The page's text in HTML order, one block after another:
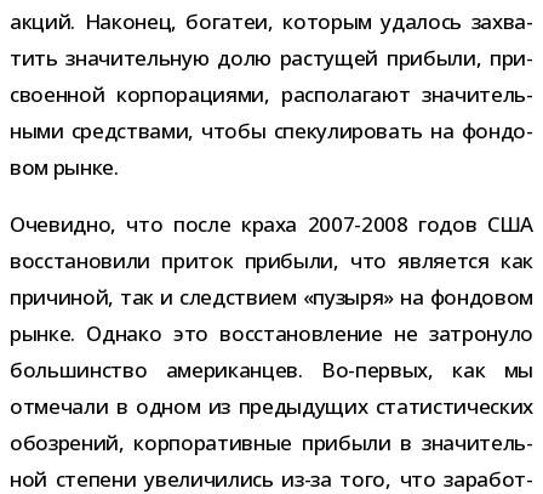
акций. Наконец, бога­теи, кото­рым уда­лось захва­
тить зна­чи­тель­ную долю рас­ту­щей при­были, при­
сво­ен­ной кор­по­ра­ци­ями, рас­по­ла­гают зна­чи­тель­
ными сред­ствами, чтобы спе­ку­ли­ро­вать на фон­до­
вом рынке.
Очевидно, что после краха 2007-2008 годов США
вос­ста­но­вили при­ток при­были, что явля­ется как
при­чи­ной, так и след­ствием «пузыря» на фон­до­вом
рынке. Однако это вос­ста­нов­ле­ние не затро­нуло
боль­шин­ство аме­ри­кан­цев. Во-​первых, как мы
отме­чали в одном из преды­ду­щих ста­ти­сти­че­ских
обо­зре­ний, кор­по­ра­тив­ные при­были в зна­чи­тель­
ной сте­пени уве­ли­чи­лись из-​за того, что зара­бот­